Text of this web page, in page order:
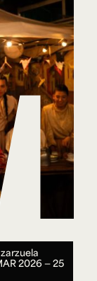
2026 ― 25